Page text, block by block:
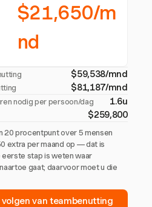
$21,650/m
nd
$59,538/mnd
$81,187/mnd
nodig per persoon/dag 1.6u
$259,800
20 procentpunt over 5 mensen
extra per maand op — dat is
stap is weten waar
gaat; daarvoor moet u die
van teambenutting